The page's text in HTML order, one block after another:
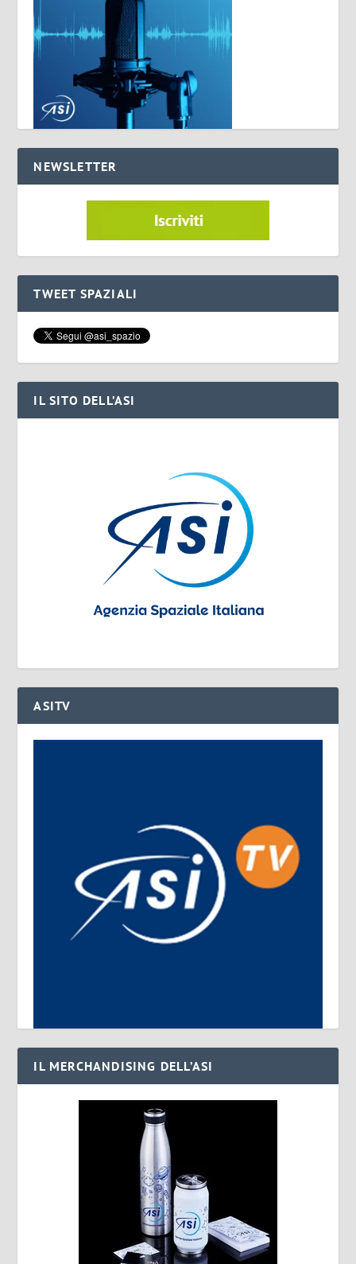
NEWSLETTER
TWEET SPAZIALI
IL SITO DELL’ASI
ASITV
IL MERCHANDISING DELL’ASI